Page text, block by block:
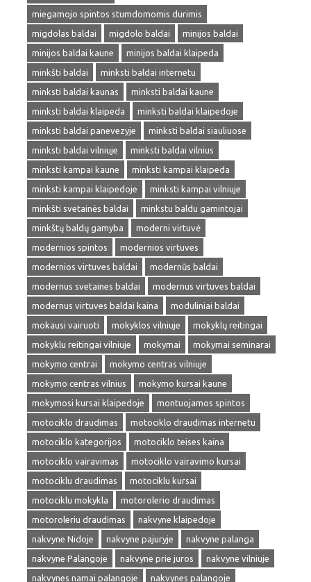
miegamojo spintos stumdomomis durimis
migdolas baldai
migdolo baldai
minijos baldai
minijos baldai kaune
minijos baldai klaipeda
minkšti baldai
minksti baldai internetu
minksti baldai kaunas
minksti baldai kaune
minksti baldai klaipeda
minksti baldai klaipedoje
minksti baldai panevezyje
minksti baldai siauliuose
minksti baldai vilniuje
minksti baldai vilnius
minksti kampai kaune
minksti kampai klaipeda
minksti kampai klaipedoje
minksti kampai vilniuje
minkšti svetainės baldai
minkstu baldu gamintojai
minkštų baldų gamyba
moderni virtuvė
modernios spintos
modernios virtuves
modernios virtuves baldai
modernūs baldai
modernus svetaines baldai
modernus virtuves baldai
modernus virtuves baldai kaina
moduliniai baldai
mokausi vairuoti
mokyklos vilniuje
mokyklų reitingai
mokyklu reitingai vilniuje
mokymai
mokymai seminarai
mokymo centrai
mokymo centras vilniuje
mokymo centras vilnius
mokymo kursai kaune
mokymosi kursai klaipedoje
montuojamos spintos
motociklo draudimas
motociklo draudimas internetu
motociklo kategorijos
motociklo teises kaina
motociklo vairavimas
motociklo vairavimo kursai
motociklu draudimas
motociklu kursai
motociklu mokykla
motorolerio draudimas
motoroleriu draudimas
nakvyne klaipedoje
nakvyne Nidoje
nakvyne pajuryje
nakvyne palanga
nakvyne Palangoje
nakvyne prie juros
nakvyne vilniuje
nakvynes namai palangoje
nakvynes palangoje